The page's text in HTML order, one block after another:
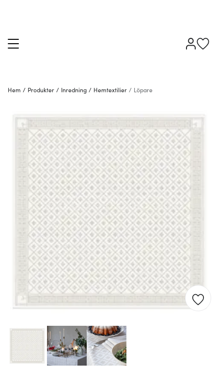
Hem / Produkter / Inredning / Hemtextilier / Löpare